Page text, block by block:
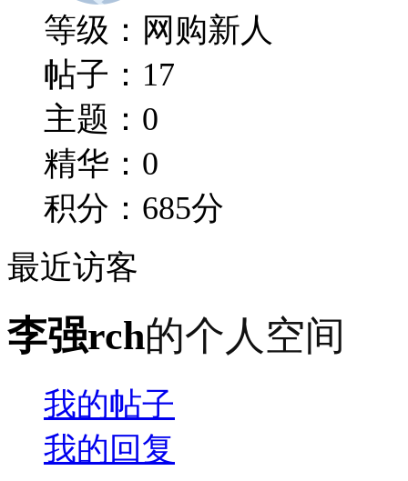
等级： 网购新人
帖子：17
主题：0
精华：0
积分：685分
最近访客
李强rch的个人空间
我的帖子
我的回复